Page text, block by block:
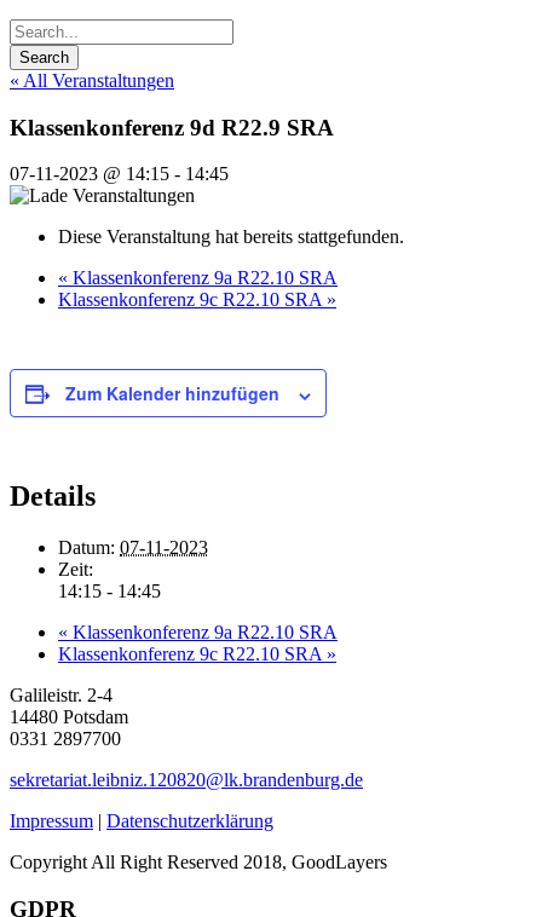
« All Veranstaltungen
Klassenkonferenz 9d R22.9 SRA
07-11-2023 @ 14:15 - 14:45
Diese Veranstaltung hat bereits stattgefunden.
« Klassenkonferenz 9a R22.10 SRA
Klassenkonferenz 9c R22.10 SRA »
Zum Kalender hinzufügen
Details
Datum: 07-11-2023
Zeit:
14:15 - 14:45
« Klassenkonferenz 9a R22.10 SRA
Klassenkonferenz 9c R22.10 SRA »
Galileistr. 2-4
14480 Potsdam
0331 2897700
sekretariat.leibniz.120820@lk.brandenburg.de
Impressum | Datenschutzerklärung
Copyright All Right Reserved 2018, GoodLayers
GDPR